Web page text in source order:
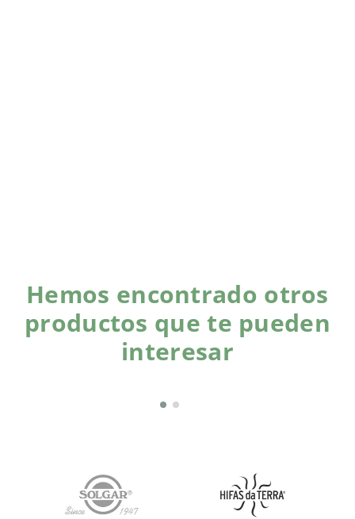
Hemos encontrado otros
productos que te pueden
interesar